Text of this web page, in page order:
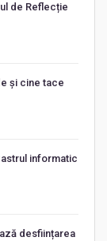
de Reflecție
și cine tace
informatic
desființarea